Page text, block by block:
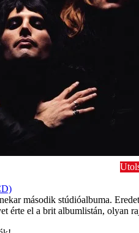
második stúdióalbuma.
érte el a brit albumlistán, olyan